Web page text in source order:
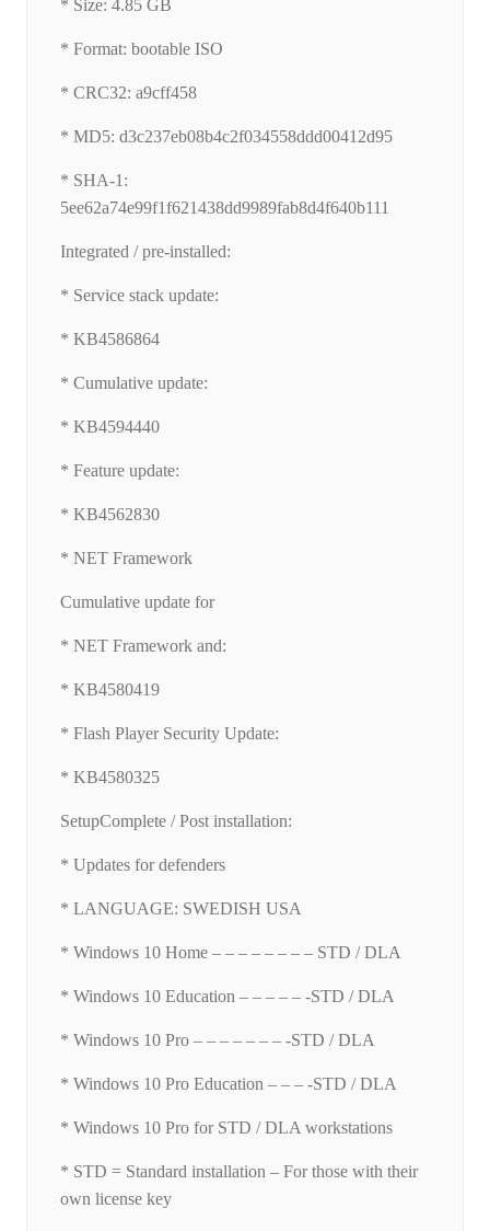
* Size: 4.85 GB
* Format: bootable ISO
* CRC32: a9cff458
* MD5: d3c237eb08b4c2f034558ddd00412d95
* SHA-1:
5ee62a74e99f1f621438dd9989fab8d4f640b111
Integrated / pre-installed:
* Service stack update:
* KB4586864
* Cumulative update:
* KB4594440
* Feature update:
* KB4562830
* NET Framework
Cumulative update for
* NET Framework and:
* KB4580419
* Flash Player Security Update:
* KB4580325
SetupComplete / Post installation:
* Updates for defenders
* LANGUAGE: SWEDISH USA
* Windows 10 Home – – – – – – – – STD / DLA
* Windows 10 Education – – – – – -STD / DLA
* Windows 10 Pro – – – – – – – -STD / DLA
* Windows 10 Pro Education – – – -STD / DLA
* Windows 10 Pro for STD / DLA workstations
* STD = Standard installation – For those with their
own license key